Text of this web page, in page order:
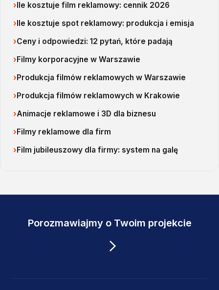
Ile kosztuje film reklamowy: cennik 2026
Ile kosztuje spot reklamowy: produkcja i emisja
Ceny i odpowiedzi: 12 pytań, które padają
Filmy korporacyjne w Warszawie
Produkcja filmów reklamowych w Warszawie
Produkcja filmów reklamowych w Krakowie
Animacje reklamowe i 3D dla biznesu
Filmy reklamowe dla firm
Film jubileuszowy dla firmy: system na galę
Porozmawiajmy o Twoim projekcie